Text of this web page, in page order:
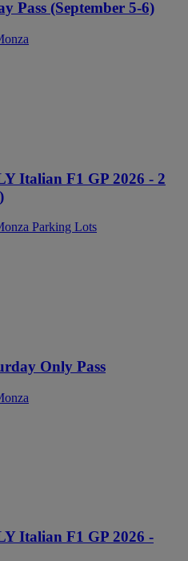
Pass (September 5-6)
Italian F1 GP 2026 - 2
Parking Lots
Only Pass
Italian F1 GP 2026 -